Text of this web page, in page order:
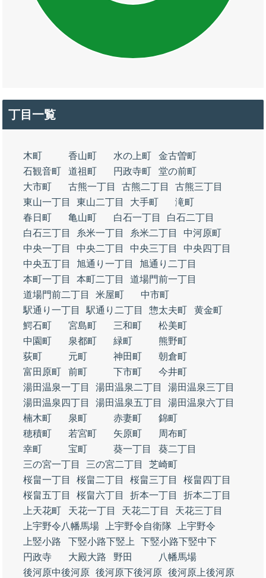
丁目一覧
木町 香山町 水の上町
金古曽町
石観音町
道祖町 円政寺町
堂の前町
大市町
古熊一丁目 古熊二丁目
古熊三丁目
東山一丁目
東山二丁目 大手町
滝町
春日町
亀山町 白石一丁目
白石二丁目
白石三丁目
糸米一丁目 糸米二丁目
中河原町
中央一丁目
中央二丁目 中央三丁目
中央四丁目
中央五丁目
旭通り一丁目
旭通り二丁目
本町一丁目
本町二丁目
道場門前一丁目
道場門前二丁目
米屋町
中市町
駅通り一丁目
駅通り二丁目 惣太夫町
黄金町
鰐石町
宮島町 三和町
松美町
中園町
泉都町 緑町
熊野町
荻町
元町 神田町
朝倉町
富田原町
前町 下市町
今井町
湯田温泉一丁目
湯田温泉二丁目
湯田温泉三丁目
湯田温泉四丁目
湯田温泉五丁目
湯田温泉六丁目
楠木町
泉町 赤妻町
錦町
穂積町
若宮町 矢原町
周布町
幸町
宝町 葵一丁目
葵二丁目
三の宮一丁目
三の宮二丁目
芝崎町
桜畠一丁目
桜畠二丁目 桜畠三丁目
桜畠四丁目
桜畠五丁目
桜畠六丁目 折本一丁目
折本二丁目
上天花町
天花一丁目 天花二丁目
天花三丁目
上宇野令八幡馬場
上宇野令自衛隊
上宇野令
上竪小路
下竪小路下竪上
下竪小路下竪中下
円政寺
大殿大路 野田
八幡馬場
後河原中後河原 後河原下後河原 後河原上後河原